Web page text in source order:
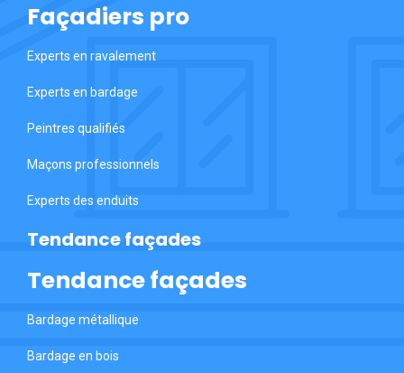
Façadiers pro
Experts en ravalement
Experts en bardage
Peintres qualifiés
Maçons professionnels
Experts des enduits
Tendance façades
Tendance façades
Bardage métallique
Bardage en bois